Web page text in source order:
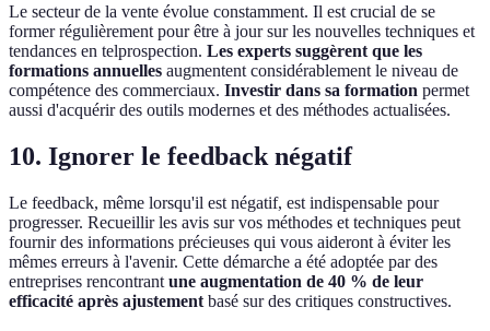
Le secteur de la vente évolue constamment. Il est crucial de se
former régulièrement pour être à jour sur les nouvelles techniques et
tendances en telprospection. Les experts suggèrent que les
formations annuelles augmentent considérablement le niveau de
compétence des commerciaux. Investir dans sa formation permet
aussi d'acquérir des outils modernes et des méthodes actualisées.
10. Ignorer le feedback négatif
Le feedback, même lorsqu'il est négatif, est indispensable pour
progresser. Recueillir les avis sur vos méthodes et techniques peut
fournir des informations précieuses qui vous aideront à éviter les
mêmes erreurs à l'avenir. Cette démarche a été adoptée par des
entreprises rencontrant une augmentation de 40 % de leur
efficacité après ajustement basé sur des critiques constructives.